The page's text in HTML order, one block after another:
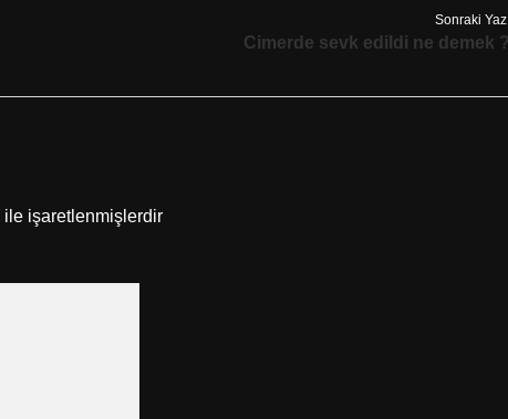
Sonraki
Cimerde sevk edildi ne demek
ile işaretlenmişlerdir